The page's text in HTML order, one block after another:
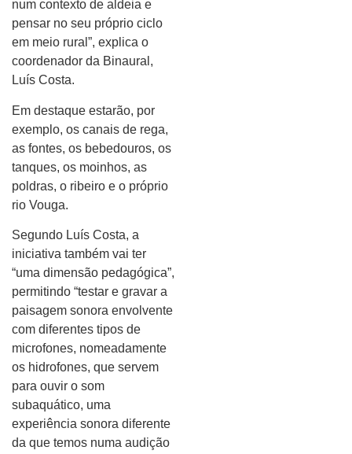
num contexto de aldeia e
pensar no seu próprio ciclo
em meio rural”, explica o
coordenador da Binaural,
Luís Costa.
Em destaque estarão, por
exemplo, os canais de rega,
as fontes, os bebedouros, os
tanques, os moinhos, as
poldras, o ribeiro e o próprio
rio Vouga.
Segundo Luís Costa, a
iniciativa também vai ter
“uma dimensão pedagógica”,
permitindo “testar e gravar a
paisagem sonora envolvente
com diferentes tipos de
microfones, nomeadamente
os hidrofones, que servem
para ouvir o som
subaquático, uma
experiência sonora diferente
da que temos numa audição